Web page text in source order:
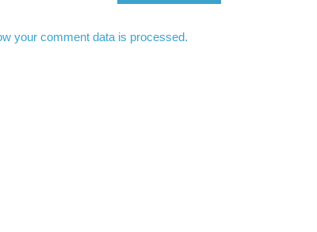
your comment data is processed.